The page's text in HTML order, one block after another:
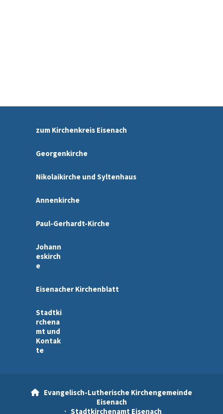
zum Kirchenkreis Eisenach
Georgenkirche
Nikolaikirche und Syltenhaus
Annenkirche
Paul-Gerhardt-Kirche
Johann
eskirch
e
Eisenacher Kirchenblatt
Stadtki
rchena
mt und
Kontak
te

Evangelisch-Lutherische Kirchengemeinde
Eisenach
· Stadtkirchenamt Eisenach